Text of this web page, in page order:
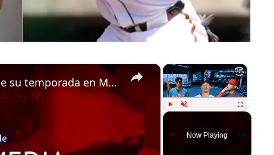
×
Fullscreen
Now Playing
×
Cubano Yadiel Hernández habla de su temporada en MLB, Miguel Vargas y Cesar Prieto siguen bateando